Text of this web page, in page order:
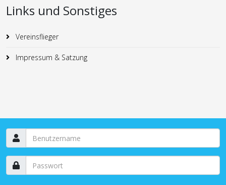
Links und Sonstiges
Vereinsflieger
Impressum & Satzung